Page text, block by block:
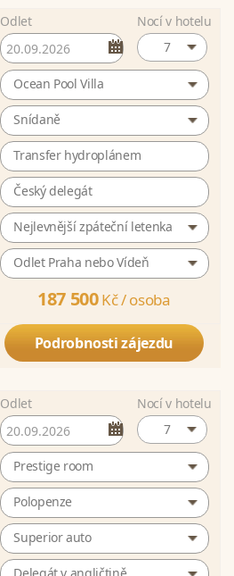
Odlet
Nocí v hotelu
7
Ocean Pool Villa
Snídaně
Transfer hydroplánem
Český delegát
Nejlevnější zpáteční letenka
Odlet Praha nebo Vídeň
187 500Kč /osoba
Podrobnosti zájezdu
Odlet
Nocí v hotelu
7
Prestige room
Polopenze
Superior auto